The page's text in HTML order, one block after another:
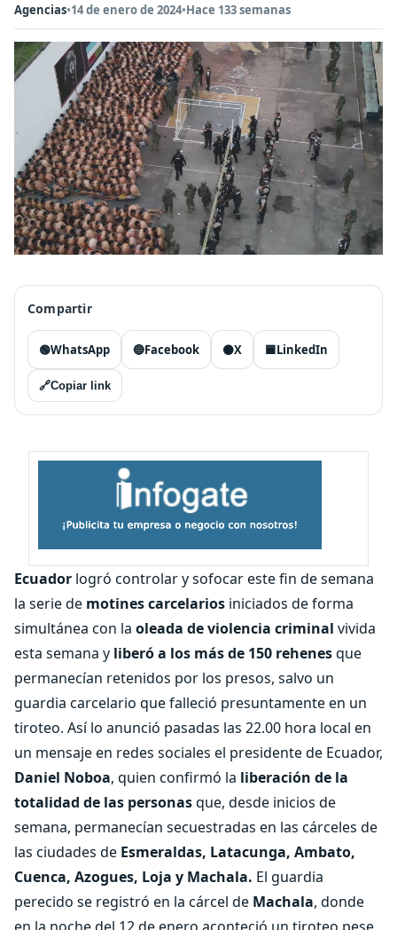
Agencias•14 de enero de 2024•Hace 133 semanas
Compartir
🟢WhatsApp 🔵Facebook ⚫X 🟦LinkedIn
🔗Copiar link
Ecuador logró controlar y sofocar este fin de semana
la serie de motines carcelarios iniciados de forma
simultánea con la oleada de violencia criminal vivida
esta semana y liberó a los más de 150 rehenesque
permanecían retenidos por los presos, salvo un
guardia carcelario que falleció presuntamente en un
tiroteo. Así lo anunció pasadas las 22.00 hora local en
un mensaje en redes sociales el presidente de Ecuador,
Daniel Noboa, quien confirmó la liberación de la
totalidad de las personasque, desde inicios de
semana, permanecían secuestradas en las cárceles de
las ciudades de Esmeraldas, Latacunga, Ambato,
Cuenca, Azogues, Loja y Machala. El guardia
perecido se registró en la cárcel de Machala, donde